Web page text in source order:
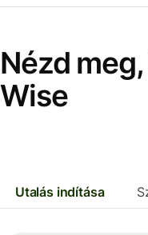
Nézd
Wise
Utalás indítása